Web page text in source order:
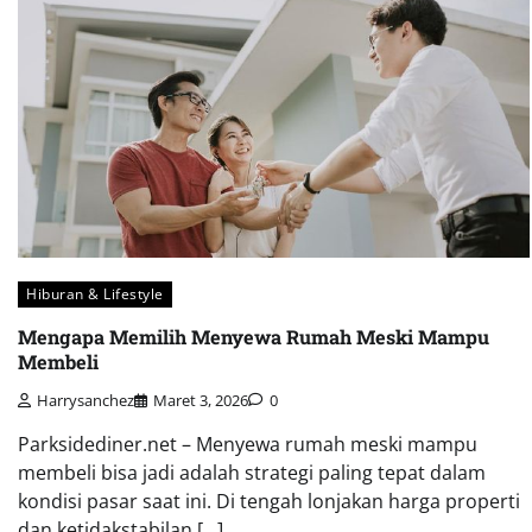
Hiburan & Lifestyle
Mengapa Memilih Menyewa Rumah Meski Mampu
Membeli
Harrysanchez Maret 3, 2026 0
Parksidediner.net – Menyewa rumah meski mampu
membeli bisa jadi adalah strategi paling tepat dalam
kondisi pasar saat ini. Di tengah lonjakan harga properti